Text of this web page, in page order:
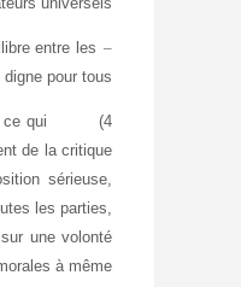
–
entre les
pour tous.
4)
qui
de la critique
sérieuse,
les parties,
une volonté
à même